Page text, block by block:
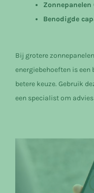
Zonnepanelen
Benodigde
Bij grotere
energiebehoeften is een
betere keuze. Gebruik
een specialist om